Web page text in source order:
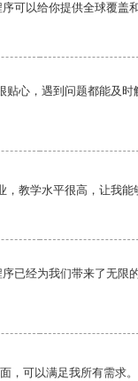
可以给你提供全球覆盖
贴心，遇到问题都能及时
，教学水平很高，让我能
已经为我们带来了无限
，可以满足我所有需求。